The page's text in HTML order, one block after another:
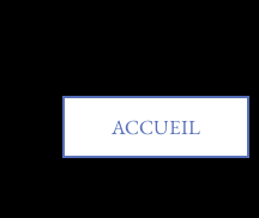
ACCUEIL